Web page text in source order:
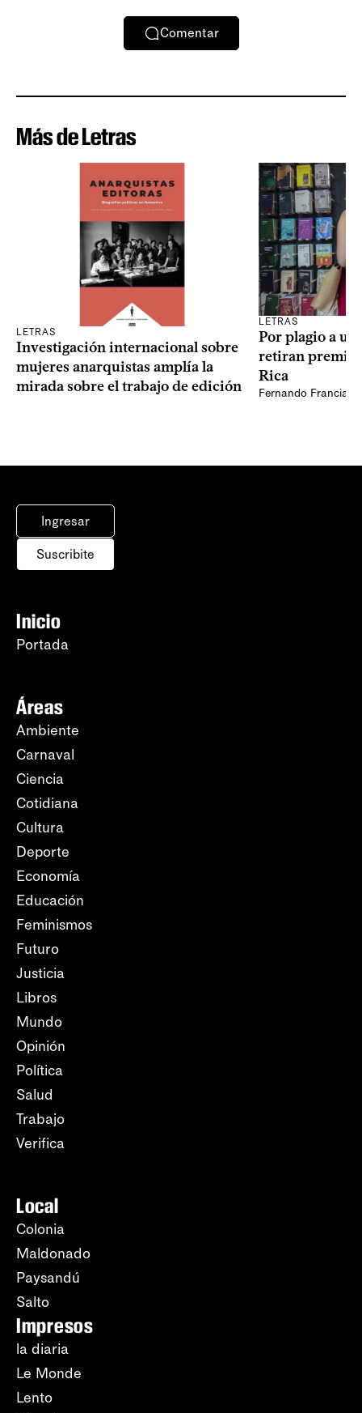
Comentar
Más de Letras
LETRAS
Investigación internacional sobre
mujeres anarquistas amplía la
mirada sobre el trabajo de edición
LETRAS
Por plagio a
retiran premio
Rica
Fernando Francia,
Ingresar
Suscribite
Inicio
Portada
Áreas
Ambiente
Carnaval
Ciencia
Cotidiana
Cultura
Deporte
Economía
Educación
Feminismos
Futuro
Justicia
Libros
Mundo
Opinión
Política
Salud
Trabajo
Verifica
Local
Colonia
Maldonado
Paysandú
Salto
Impresos
la diaria
Le Monde
Lento